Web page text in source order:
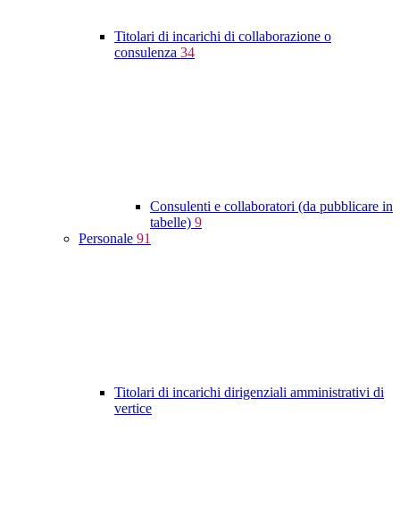
Titolari di incarichi di collaborazione o
consulenza 34
Consulenti e collaboratori (da pubblicare in
tabelle) 9
Personale 91
Titolari di incarichi dirigenziali amministrativi di
vertice